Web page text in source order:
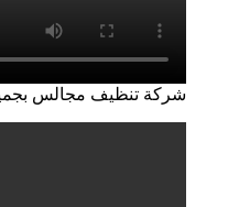
شركة تنظيف مجالس